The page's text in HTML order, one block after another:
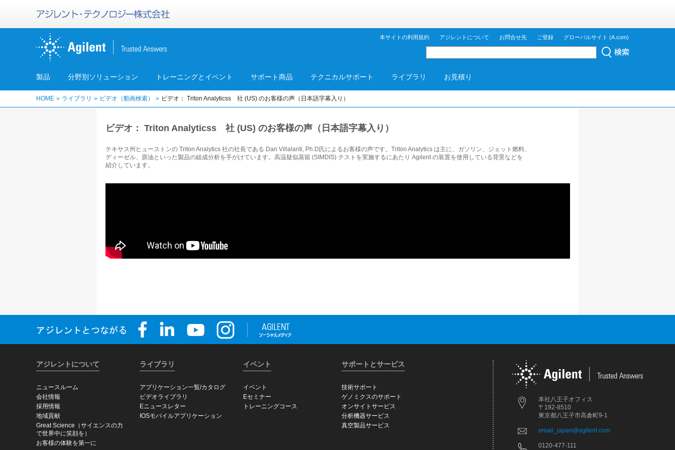
本サイトの利用規約 アジレントについて お問合せ先 ご登録 グローバルサイト (A.com)
製品 分野別ソリューション トレーニングとイベント サポート商品 テクニカルサポート ライブラリ お見積り
HOME ライブラリ ビデオ（動画検索） ビデオ： Triton Analyticss 社 (US) のお客様の声（日本語字幕入り）
ビデオ： Triton Analyticss 社 (US) のお客様の声（日本語字幕入り）
テキサス州ヒューストンの Triton Analytics 社の社長である Dan Villalanti, Ph.D氏によるお客様の声です。Triton Analytics は主に、ガソリン、ジェット燃料、
ディーゼル、原油といった製品の組成分析を手がけています。高温疑似蒸留 (SIMDIS) テストを実施するにあたり Agilent の装置を使用している背景などを
紹介しています。
本社八王子オフィス
〒192-8510
東京都八王子市高倉町9-1
email_japan@agilent.com
0120-477-111
アジレントについて
ニュースルーム
会社情報
採用情報
地域貢献
Great Science（サイエンスの力
で世界中に笑顔を）
お客様の体験を第一に
ライブラリ
アプリケーション一覧/カタログ
ビデオライブラリ
Eニュースレター
IOSモバイルアプリケーション
イベント
イベント
Eセミナー
トレーニングコース
サポートとサービス
技術サポート
ゲノミクスのサポート
オンサイトサービス
分析機器サービス
真空製品サービス